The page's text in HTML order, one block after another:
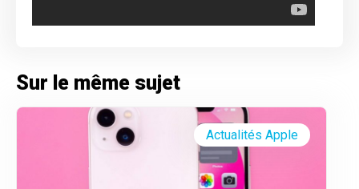
Sur le même sujet
Actualités Apple